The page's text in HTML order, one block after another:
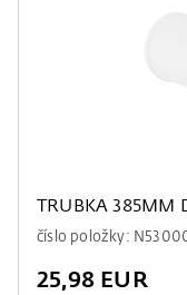
TRUBKA 385MM
číslo položky:
25,98 EUR